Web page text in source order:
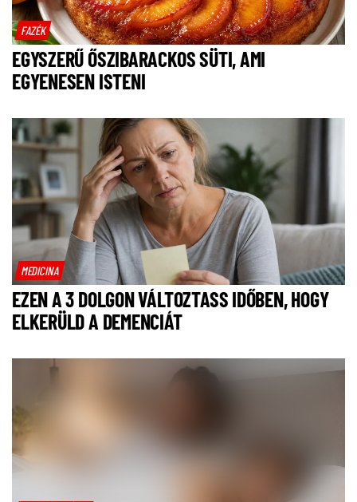
FAZÉK
EGYSZERŰ ŐSZIBARACKOS SÜTI, AMI
EGYENESEN ISTENI
MEDICINA
EZEN A 3 DOLGON VÁLTOZTASS IDŐBEN, HOGY
ELKERÜLD A DEMENCIÁT